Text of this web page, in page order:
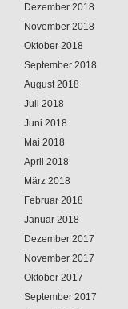
Dezember 2018
November 2018
Oktober 2018
September 2018
August 2018
Juli 2018
Juni 2018
Mai 2018
April 2018
März 2018
Februar 2018
Januar 2018
Dezember 2017
November 2017
Oktober 2017
September 2017